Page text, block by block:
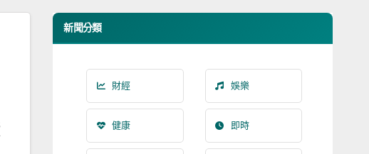
新聞分類
財經 娛樂
健康 即時